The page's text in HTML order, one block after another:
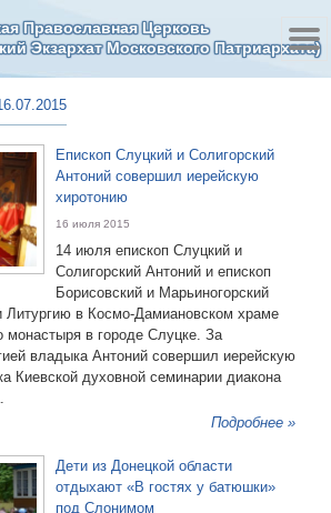
Православная Церковь
Экзархат Московского Патриархата)
Епископ Слуцкий и Солигорский
Антоний совершил иерейскую
хиротонию
16 июля 2015
14 июля епископ Слуцкий и
Солигорский Антоний и епископ
Борисовский и Марьиногорский
Литургию в Космо-Дамиановском храме
монастыря в городе Слуцке. За
владыка Антоний совершил иерейскую
Киевской духовной семинарии диакона
Подробнее »
Дети из Донецкой области
отдыхают «В гостях у батюшки»
под Слонимом